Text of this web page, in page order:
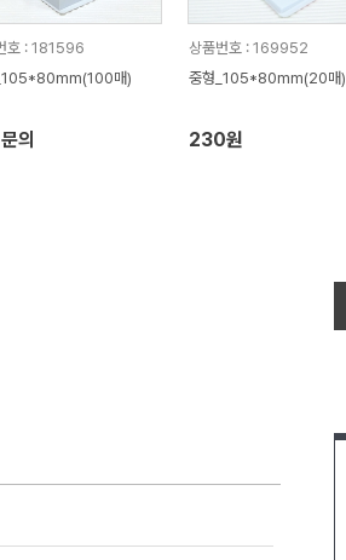
호 : 181596
매)
의
상품번호 : 169952
중형_105*80mm(20매)
230원